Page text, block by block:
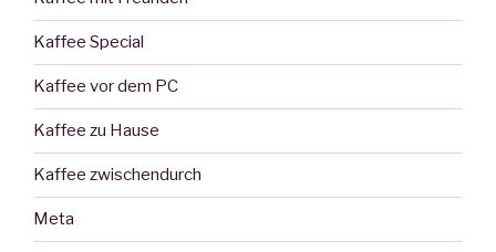
Kaffee Special
Kaffee vor dem PC
Kaffee zu Hause
Kaffee zwischendurch
Meta